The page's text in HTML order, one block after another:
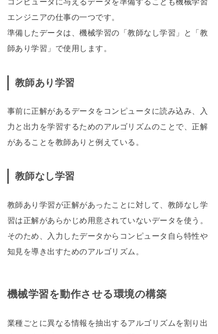
コンピュータに与えるデータを準備することも機械学習
エンジニアの仕事の一つです。
準備したデータは、機械学習の「教師なし学習」と「教
師あり学習」で使用します。
教師あり学習
事前に正解があるデータをコンピュータに読み込み、入
力と出力を学習するためのアルゴリズムのことで、正解
があることを教師ありと例えている。
教師なし学習
教師あり学習が正解があったことに対して、教師なし学
習は正解があらかじめ用意されていないデータを使う。
そのため、入力したデータからコンピュータ自ら特性や
知見を導き出すためのアルゴリズム。
機械学習を動作させる環境の構築
業種ごとに異なる情報を抽出するアルゴリズムを割り出